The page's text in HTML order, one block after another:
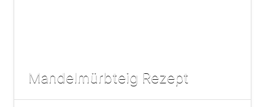
Mandelmürbteig Rezept